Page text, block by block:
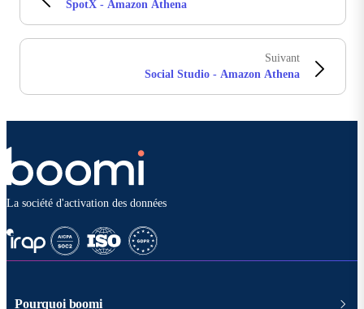
SpotX - Amazon Athena
Suivant
Social Studio - Amazon Athena
La société d'activation des données
Pourquoi boomi